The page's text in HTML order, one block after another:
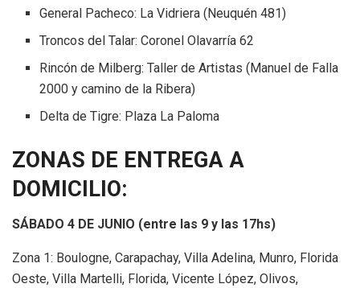
General Pacheco: La Vidriera (Neuquén 481)
Troncos del Talar: Coronel Olavarría 62
Rincón de Milberg: Taller de Artistas (Manuel de Falla
2000 y camino de la Ribera)
Delta de Tigre: Plaza La Paloma
ZONAS DE ENTREGA A
DOMICILIO:
SÁBADO 4 DE JUNIO (entre las 9 y las 17hs)
Zona 1: Boulogne, Carapachay, Villa Adelina, Munro, Florida
Oeste, Villa Martelli, Florida, Vicente López, Olivos,